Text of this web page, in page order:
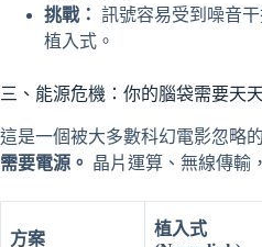
挑戰： 訊號容易受到噪音
植入式。
三、能源危機：你的腦袋需要天
這是一個被大多數科幻電影忽略
需要電源。 晶片運算、無線傳輸
方案
植入式